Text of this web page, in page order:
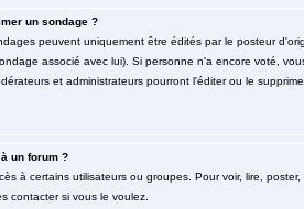
un sondage ?
peuvent uniquement être édités par le posteur
associé avec lui). Si personne n'a encore voté,
et administrateurs pourront l'éditer ou le
un forum ?
à certains utilisateurs ou groupes. Pour voir, lire,
contacter si vous le voulez.